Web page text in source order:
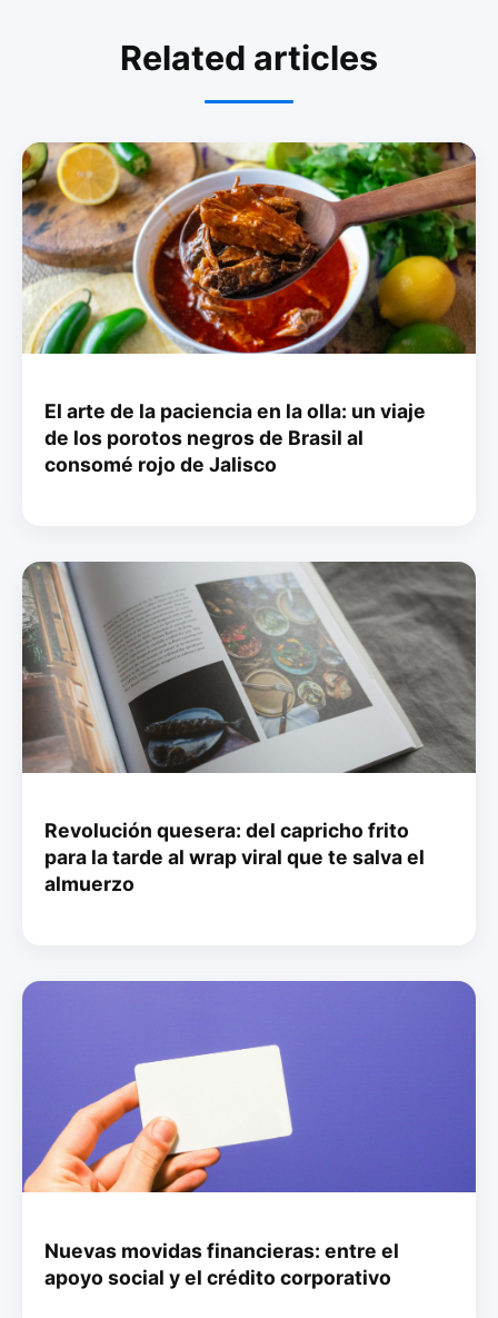
Related articles
El arte de la paciencia en la olla: un viaje
de los porotos negros de Brasil al
consomé rojo de Jalisco
Revolución quesera: del capricho frito
para la tarde al wrap viral que te salva el
almuerzo
Nuevas movidas financieras: entre el
apoyo social y el crédito corporativo